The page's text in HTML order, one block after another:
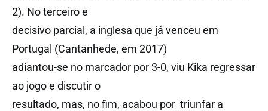
2). No terceiro e
decisivo parcial, a inglesa que já venceu em
Portugal (Cantanhede, em 2017)
adiantou-se no marcador por 3-0, viu Kika regressar
ao jogo e discutir o
resultado, mas, no fim, acabou por triunfar a